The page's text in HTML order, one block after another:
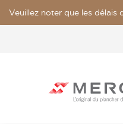
Veuillez noter que les